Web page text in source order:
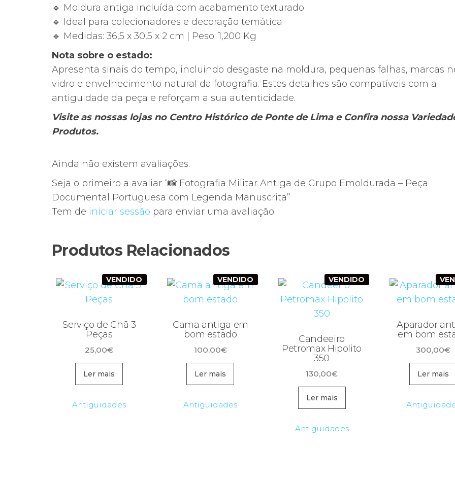
🔹 Moldura antiga incluída com acabamento texturado
🔹 Ideal para colecionadores e decoração temática
🔹 Medidas: 36,5 x 30,5 x 2 cm | Peso: 1,200 Kg
Nota sobre o estado:
Apresenta sinais do tempo, incluindo desgaste na moldura, pequenas falhas, marcas
vidro e envelhecimento natural da fotografia. Estes detalhes são compatíveis com a
antiguidade da peça e reforçam a sua autenticidade.
Visite as nossas lojas no Centro Histórico de Ponte de Lima e Confira nossa
Produtos.
Ainda não existem avaliações.
Seja o primeiro a avaliar “📸 Fotografia Militar Antiga de Grupo Emoldurada – Peça
Documental Portuguesa com Legenda Manuscrita”
Tem de iniciar sessão para enviar uma avaliação.
Produtos Relacionados
VENDIDO
Serviço de Chã 3
Peças
25,00€
Ler mais
Antiguidades
VENDIDO
Cama antiga em
bom estado
100,00€
Ler mais
Antiguidades
VENDIDO
Candeeiro
Petromax Hipolito
350
130,00€
Ler mais
Antiguidades
Aparador
em bom
300,00€
Ler mais